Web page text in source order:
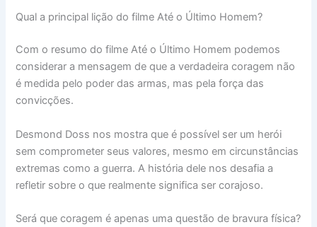
Qual a principal lição do filme Até o Último Homem?
Com o resumo do filme Até o Último Homem podemos
considerar a mensagem de que a verdadeira coragem não
é medida pelo poder das armas, mas pela força das
convicções.
Desmond Doss nos mostra que é possível ser um herói
sem comprometer seus valores, mesmo em circunstâncias
extremas como a guerra. A história dele nos desafia a
refletir sobre o que realmente significa ser corajoso.
Será que coragem é apenas uma questão de bravura física?